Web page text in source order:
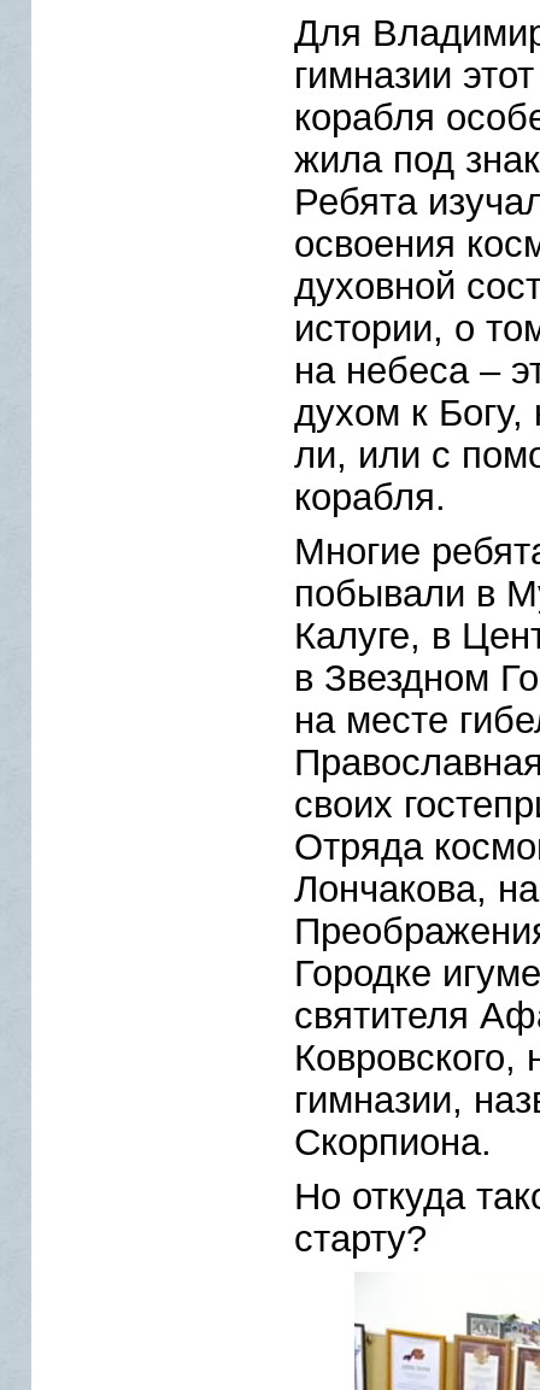
Для
гимназии
корабля
жила под
Ребята
освоения
духовной
истории, о
на небеса –
духом к Богу,
ли, или с
корабля.
Многие
побывали в
Калуге, в
в Звездном
на месте
своих
Отряда
Лончакова,
Городке
святителя
Ковровского,
гимназии,
Скорпиона.
Но откуда
старту?